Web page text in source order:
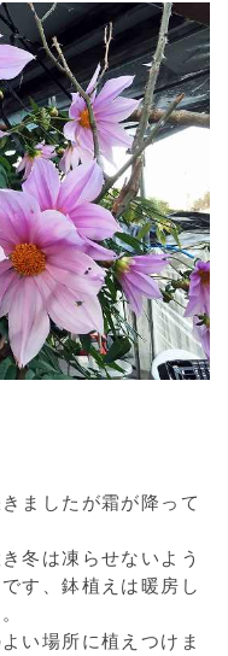
ましたが霜が降って
冬は凍らせないよう
す、鉢植えは暖房し
い場所に植えつけま